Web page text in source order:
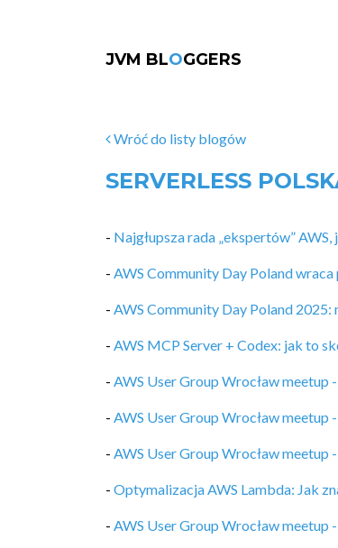
JVM BLOGGERS
Wróć do listy blogów
SERVERLESS
- Najgłupsza rada „ekspertów” AWS,
- AWS Community Day Poland wraca
- AWS Community Day Poland 2025:
- AWS MCP Server + Codex: jak to
- AWS User Group Wrocław meetup
- AWS User Group Wrocław meetup
- AWS User Group Wrocław meetup
- Optymalizacja AWS Lambda: Jak
- AWS User Group Wrocław meetup